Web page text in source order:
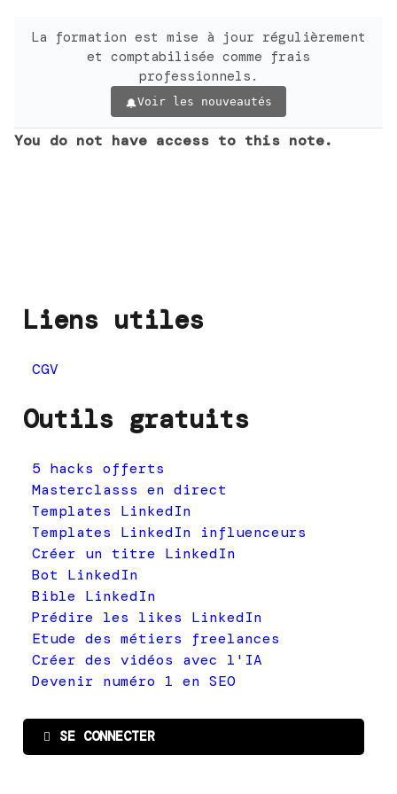
La formation est mise à jour régulièrement
et comptabilisée comme frais
professionnels.
Voir les nouveautés
You do not have access to this note.
Liens utiles
CGV
Outils gratuits
5 hacks offerts
Masterclasss en direct
Templates LinkedIn
Templates LinkedIn influenceurs
Créer un titre LinkedIn
Bot LinkedIn
Bible LinkedIn
Prédire les likes LinkedIn
Etude des métiers freelances
Créer des vidéos avec l'IA
Devenir numéro 1 en SEO
SE CONNECTER